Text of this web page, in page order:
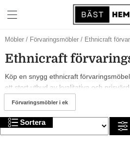
Möbler / Förvaringsmöbler / Ethnicraft
Ethnicraft
Köp en snygg ethnicraft
ett stort utbud av kvalitativa och
År 2026 är det trendigt med och många
förvaringsmöbler. I sortimentet hittar du
exklusiva alternativ. Trevlig shopping!
Förvaringsmöbler i ek
Sortera